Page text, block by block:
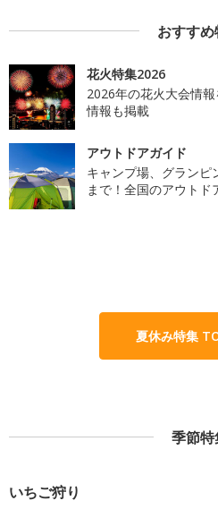
おすす
花火特集2026
2026年の花火大会情
情報も掲載
アウトドアガイド
キャンプ場、グランピ
まで！全国のアウトド
夏休み特集
季節特
いちご狩り